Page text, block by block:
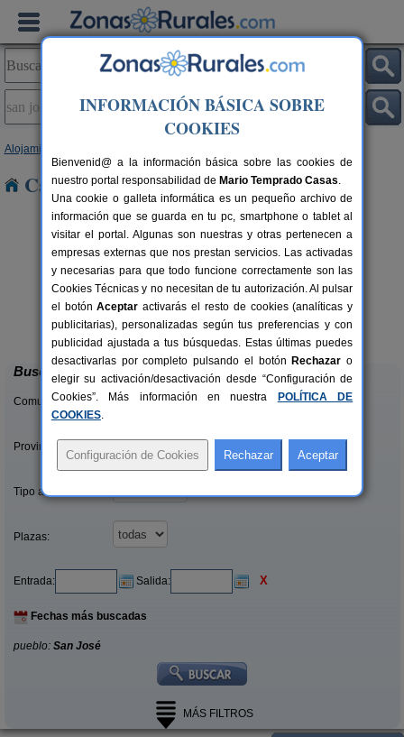
Alojamientos
Casas Rurales en San José
14 pers.
desde16 €
La Noria de Los Escullos
San José (Almería)
Buscar
Comunidades:
Provincias/Islas:
Tipo alquiler:
Plazas:
Entrada: Salida: X
Fechas más buscadas
pueblo: San José
MÁS FILTROS
INFORMACIÓN BÁSICA SOBRE
COOKIES
Bienvenid@ a la información básica sobre las cookies de
nuestro portal responsabilidad de Mario Temprado Casas.
Una cookie o galleta informática es un pequeño archivo de
información que se guarda en tu pc, smartphone o tablet al
visitar el portal. Algunas son nuestras y otras pertenecen a
empresas externas que nos prestan servicios. Las activadas
y necesarias para que todo funcione correctamente son las
Cookies Técnicas y no necesitan de tu autorización. Al pulsar
el botónAceptar activarás el resto de cookies (analíticas y
publicitarias), personalizadas según tus preferencias y con
publicidad ajustada a tus búsquedas. Estas últimas puedes
desactivarlas por completo pulsando el botón Rechazar o
elegir su activación/desactivación desde “Configuración de
Cookies”. Más información en nuestra
POLÍTICA DE
COOKIES.